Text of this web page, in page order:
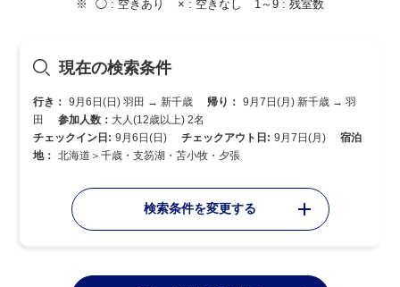
◯ : 空きあり × : 空きなし 1～9 : 残室数
現在の検索条件
行き： 9月6日(日) 羽田 → 新千歳 帰り： 9月7日(月) 新千歳 → 羽
田
参加人数： 大人(12歳以上) 2名
チェックイン日: 9月6日(日) チェックアウト日: 9月7日(月)
宿泊
地： 北海道＞千歳・支笏湖・苫小牧・夕張
検索条件を変更する